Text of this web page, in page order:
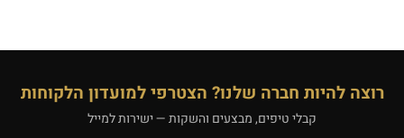
רוצה להיות חברה שלנו? הצטרפי למועדון הלקוחות
קבלי טיפים, מבצעים והשקות — ישירות למייל